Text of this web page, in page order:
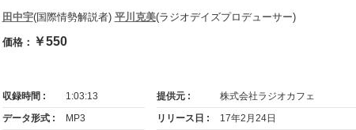
田中宇(国際情勢解説者) 平川克美(ラジオデイズプロデューサー)
価格： ￥550
収録時間 :
1:03:13
データ形式 :
MP3
提供元 :
株式会社ラジオカフェ
リリース日 :
17年2月24日